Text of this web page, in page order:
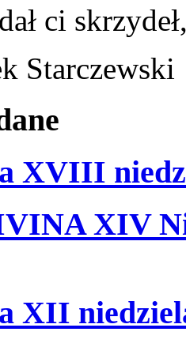
ci
Starczewski
XVIII
XIV
XII